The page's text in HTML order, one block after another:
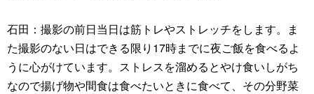
石田：撮影の前日当日は筋トレやストレッチをします。ま
た撮影のない日はできる限り17時までに夜ご飯を食べるよ
うに心がけています。ストレスを溜めるとやけ食いしがち
なので揚げ物や間食は食べたいときに食べて、その分野菜